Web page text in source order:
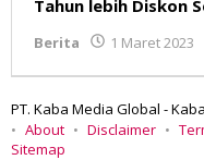
Tahun lebih Diskon
Berita 1 Maret 2023
PT. Kaba Media Global -
About
Disclaimer
Sitemap